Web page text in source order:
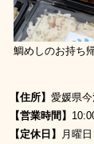
鯛めしのお持ち
【住所】 愛媛県
【営業時間】
【定休日】
月曜日